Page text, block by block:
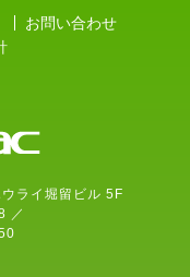
お問い合わせ
ライ堀留ビル 5F
／